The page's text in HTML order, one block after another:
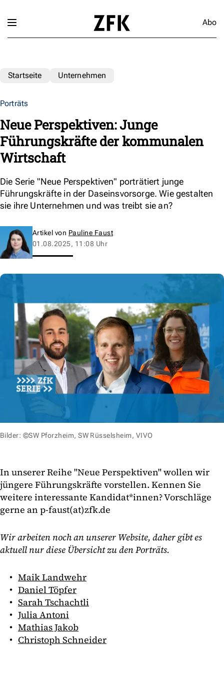
Abo
Startseite Unternehmen
Porträts
Neue Perspektiven: Junge
Führungskräfte der kommunalen
Wirtschaft
Die Serie "Neue Perspektiven" porträtiert junge
Führungskräfte in der Daseinsvorsorge. Wie gestalten
sie ihre Unternehmen und was treibt sie an?
Artikel von Pauline Faust
01.08.2025, 11:08 Uhr
Bilder: ©SW Pforzheim, SW Rüsselsheim, VIVO
In unserer Reihe "Neue Perspektiven" wollen wir
jüngere Führungskräfte vorstellen. Kennen Sie
weitere interessante Kandidat*innen? Vorschläge
gerne an p-faust(at)zfk.de
Wir arbeiten noch an unserer Website, daher gibt es
aktuell nur diese Übersicht zu den Porträts.
Maik Landwehr
Daniel Töpfer
Sarah Tschachtli
Julia Antoni
Mathias Jakob
Christoph Schneider